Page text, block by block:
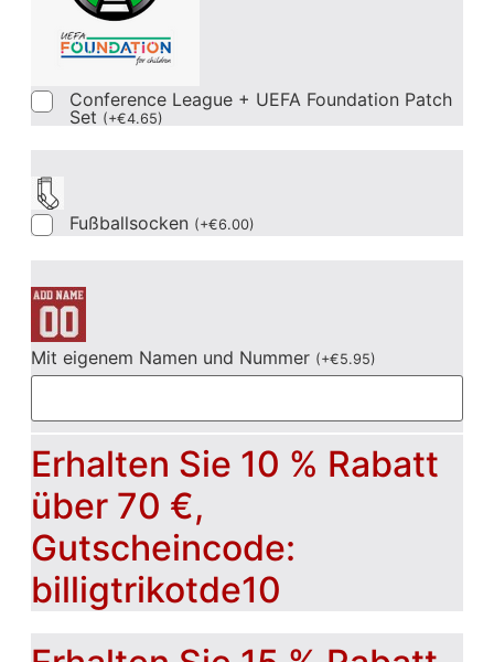
Conference League + UEFA Foundation Patch
Set (+€4.65)
Fußballsocken (+€6.00)
Mit eigenem Namen und Nummer (+€5.95)
Erhalten Sie 10 % Rabatt
über 70 €,
Gutscheincode:
billigtrikotde10